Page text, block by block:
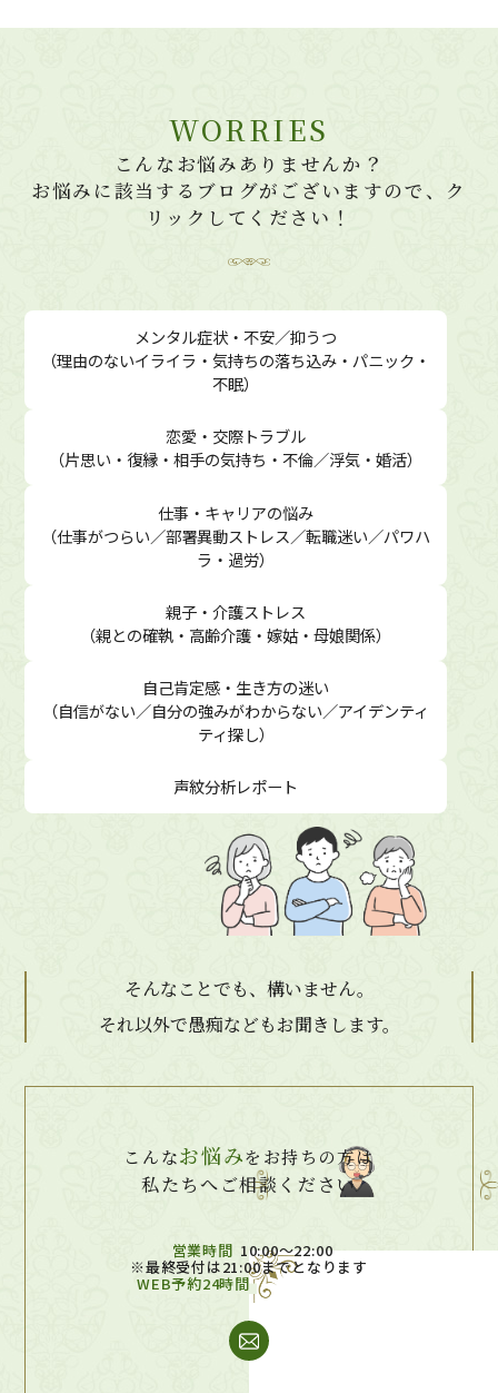
WORRIES
こんなお悩みありませんか？
お悩みに該当するブログがございますので、ク
リックしてください！
メンタル症状・不安／抑うつ
（理由のないイライラ・気持ちの落ち込み・パニック・
不眠）
仕事・キャリアの悩み
（仕事がつらい／部署異動ストレス／転職迷い／パワハ
ラ・過労）
親子・介護ストレス
（親との確執・高齢介護・嫁姑・母娘関係）
恋愛・交際トラブル
（片思い・復縁・相手の気持ち・不倫／浮気・婚活）
自己肯定感・生き方の迷い
（自信がない／自分の強みがわからない／アイデンティ
ティ探し）
声紋分析レポート
そんなことでも、構いません。
それ以外で愚痴などもお聞きします。
こんなお悩みをお持ちの方は
私たちへご相談ください
営業時間 10:00～22:00
※最終受付は21:00までとなります
WEB予約24時間